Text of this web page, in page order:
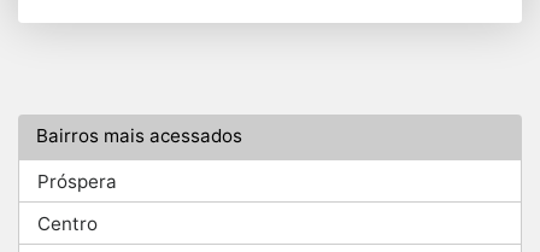
Bairros mais acessados
Próspera
Centro